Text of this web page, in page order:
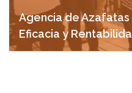
Agencia de Azafatas
Eficacia y